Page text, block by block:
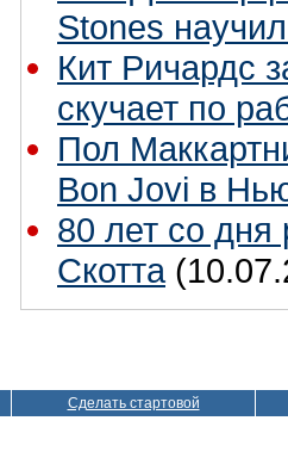
Stones
Кит Ричардс
скучает по
Пол
Bon Jovi в
80 лет со
Скотта
Сделать стартовой